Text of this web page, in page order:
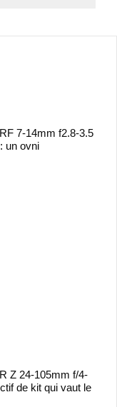
7-14mm f2.8-3.5
un ovni
Z 24-105mm f/4-
de kit qui vaut le